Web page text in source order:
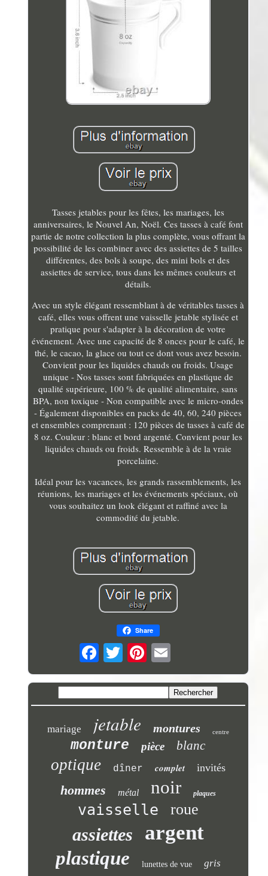
Tasses jetables pour les fêtes, les mariages, les
anniversaires, le Nouvel An, Noël. Ces tasses à café font
partie de notre collection la plus complète, vous offrant la
possibilité de les combiner avec des assiettes de 5 tailles
différentes, des bols à soupe, des mini bols et des
assiettes de service, tous dans les mêmes couleurs et
détails.
Avec un style élégant ressemblant à de véritables tasses à
café, elles vous offrent une vaisselle jetable stylisée et
pratique pour s'adapter à la décoration de votre
événement. Avec une capacité de 8 onces pour le café, le
thé, le cacao, la glace ou tout ce dont vous avez besoin.
Convient pour les liquides chauds ou froids. Usage
unique - Nos tasses sont fabriquées en plastique de
qualité supérieure, 100 % de qualité alimentaire, sans
BPA, non toxique - Non compatible avec le micro-ondes
- Également disponibles en packs de 40, 60, 240 pièces
et ensembles comprenant : 120 pièces de tasses à café de
8 oz. Couleur : blanc et bord argenté. Convient pour les
liquides chauds ou froids. Ressemble à de la vraie
porcelaine.
Idéal pour les vacances, les grands rassemblements, les
réunions, les mariages et les événements spéciaux, où
vous souhaitez un look élégant et raffiné avec la
commodité du jetable.
Share
mariage jetable montures centre
monture pièce blanc
optique dîner complet invités
hommes métal noir plaques
vaisselle roue
assiettes argent
plastique lunettes de vue gris